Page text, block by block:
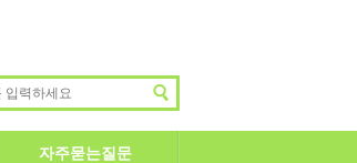
자주묻는질문